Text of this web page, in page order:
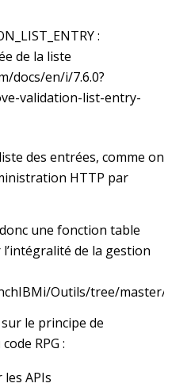
:
de la liste
docs/en/i/7.6.0?
validation-list-entry-
des entrées, comme on
HTTP par
une fonction table
de la gestion
Outils/tree/master/
le principe de
RPG :
les APIs